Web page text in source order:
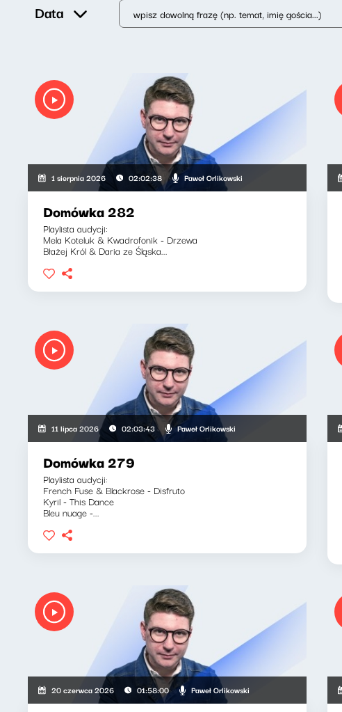
Data
1 sierpnia 2026 02:02:38 Paweł Orlikowski
Domówka 282
Playlista audycji:
Mela Koteluk & Kwadrofonik - Drzewa
Błażej Król & Daria ze Śląska...
11 lipca 2026 02:03:43 Paweł Orlikowski
Domówka 279
Playlista audycji:
French Fuse & Blackrose - Disfruto
Kyril - This Dance
Bleu nuage -...
20 czerwca 2026 01:58:00 Paweł Orlikowski